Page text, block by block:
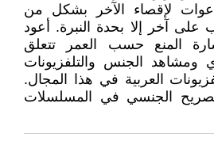
لإقصاء الآخر بشكل من
على آخر إلا بحدة النبرة. أعود
المنع حسب العمر تتعلق
ومشاهد الجنس والتلفزيونات
العربية في هذا المجال.
الجنسي في المسلسلات